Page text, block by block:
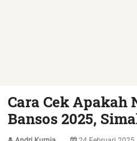
Cara Cek Apakah
Bansos 2025,